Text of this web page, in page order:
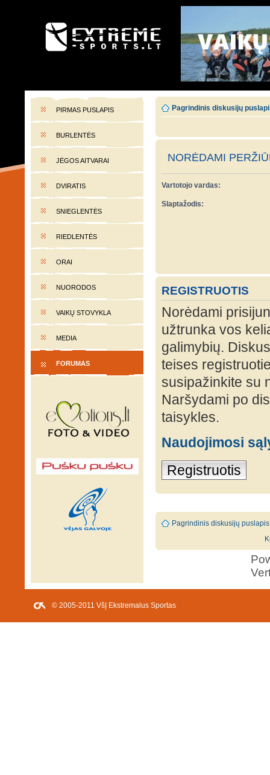
EXTREME-SPORTS.LT
PIRMAS PUSLAPIS
BURLENTĖS
JĖGOS AITVARAI
DVIRATIS
SNIEGLENTĖS
RIEDLENTĖS
ORAI
NUORODOS
VAIKŲ STOVYKLA
MEDIA
FORUMAS
Pagrindinis diskusijų
NORĖDAMI
Vartotojo vardas:
Slaptažodis:
REGISTRUOTIS
Norėdami
užtrunka vos
galimybių.
teises
susipažinkite su
Naršydami po
taisykles.
Naudojimosi
Registruotis
Pagrindinis diskusijų puslapis
© 2005-2011 VšĮ Ekstremalus Sportas